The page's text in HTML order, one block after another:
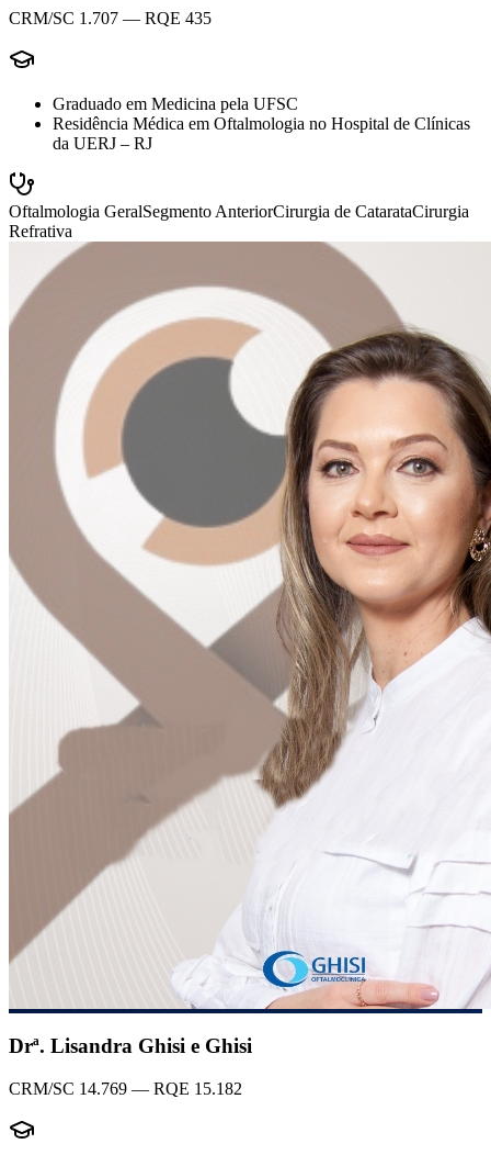
CRM/SC 1.707 — RQE 435
Graduado em Medicina pela UFSC
Residência Médica em Oftalmologia no Hospital de Clínicas
da UERJ – RJ
Oftalmologia GeralSegmento AnteriorCirurgia de CatarataCirurgia
Refrativa
Drª. Lisandra Ghisi e Ghisi
CRM/SC 14.769 — RQE 15.182